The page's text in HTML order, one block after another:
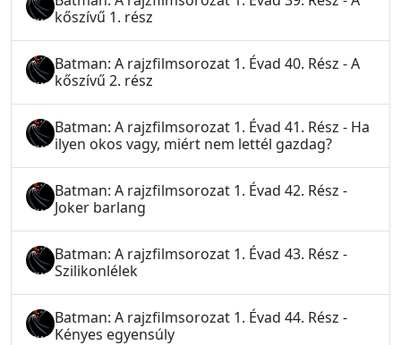
kőszívű 1. rész
Batman: A rajzfilmsorozat 1. Évad 40. Rész - A
kőszívű 2. rész
Batman: A rajzfilmsorozat 1. Évad 41. Rész - Ha
ilyen okos vagy, miért nem lettél gazdag?
Batman: A rajzfilmsorozat 1. Évad 42. Rész -
Joker barlang
Batman: A rajzfilmsorozat 1. Évad 43. Rész -
Szilikonlélek
Batman: A rajzfilmsorozat 1. Évad 44. Rész -
Kényes egyensúly